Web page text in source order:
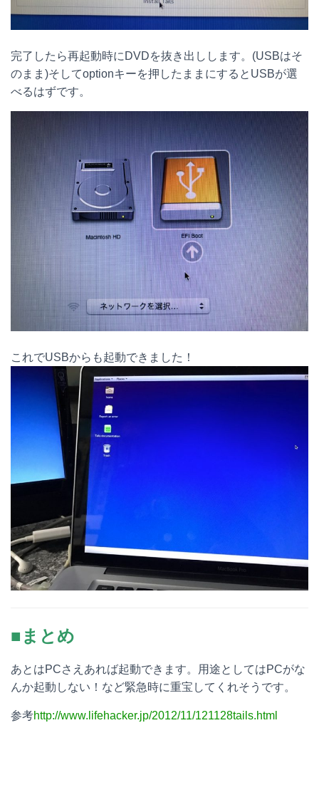
完了したら再起動時にDVDを抜き出しします。(USBはそ
のまま)そしてoptionキーを押したままにするとUSBが選
べるはずです。
これでUSBからも起動できました！
■まとめ
あとはPCさえあれば起動できます。用途としてはPCがな
んか起動しない！など緊急時に重宝してくれそうです。
参考http://www.lifehacker.jp/2012/11/121128tails.html